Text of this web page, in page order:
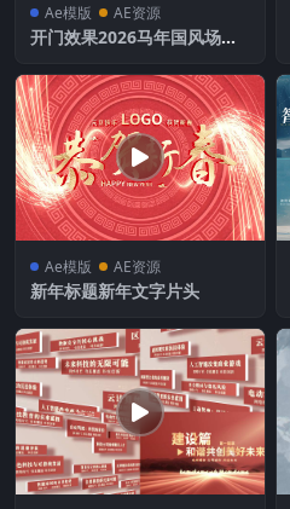
Ae模版 AE资源
开门效果2026马年国风场景
Ae模版 AE资源
新年标题新年文字片头